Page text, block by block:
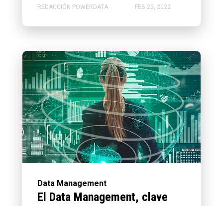
REDACCIÓN POWERDATA FEB 25, 2022
Data Management
El Data Management, clave